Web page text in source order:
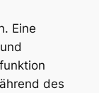
Eine
des